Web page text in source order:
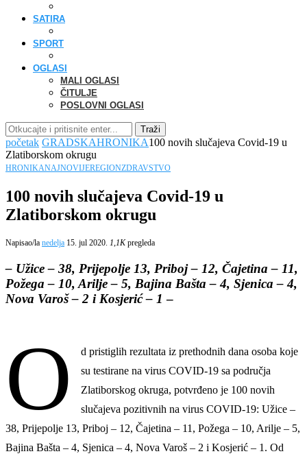
SATIRA
SPORT
OGLASI
MALI OGLASI
ČITULJE
POSLOVNI OGLASI
Traži
početak GRADSKAHRONIKA100 novih slučajeva Covid-19 u
Zlatiborskom okrugu
HRONIKANAJNOVIJEREGIONZDRAVSTVO
100 novih slučajeva Covid-19 u
Zlatiborskom okrugu
Napisao/la nedelja 15. jul 2020. 1,1Kpregleda
– Užice – 38, Prijepolje 13, Priboj – 12, Čajetina – 11,
Požega – 10, Arilje – 5, Bajina Bašta – 4, Sjenica – 4,
Nova Varoš – 2 i Kosjerić – 1 –
O
d pristiglih rezultata iz prethodnih dana osoba koje
su testirane na virus COVID-19 sa područja
Zlatiborskog okruga, potvrđeno je 100 novih
slučajeva pozitivnih na virus COVID-19: Užice –
38, Prijepolje 13, Priboj – 12, Čajetina – 11, Požega – 10, Arilje – 5,
Bajina Bašta – 4, Sjenica – 4, Nova Varoš – 2 i Kosjerić – 1. Od